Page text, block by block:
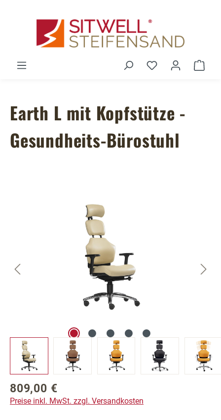
Du hast 0
Earth L mit Kopfstütze -
Gesundheits-Bürostuhl
Bildergalerie überspringen
Regulärer Preis:
809,00 €
Preise inkl. MwSt. zzgl. Versandkosten